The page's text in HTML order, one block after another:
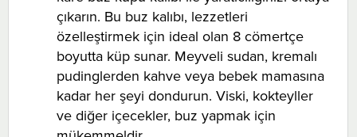
çıkarın. Bu buz kalıbı, lezzetleri
özelleştirmek için ideal olan 8 cömertçe
boyutta küp sunar. Meyveli sudan, kremalı
pudinglerden kahve veya bebek mamasına
kadar her şeyi dondurun. Viski, kokteyller
ve diğer içecekler, buz yapmak için